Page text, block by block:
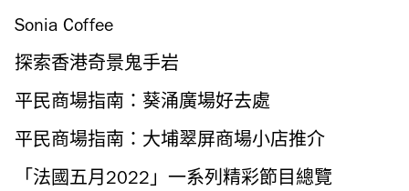
Sonia Coffee
探索香港奇景鬼手岩
平民商場指南：葵涌廣場好去處
平民商場指南：大埔翠屏商場小店推介
「法國五月2022」一系列精彩節目總覽